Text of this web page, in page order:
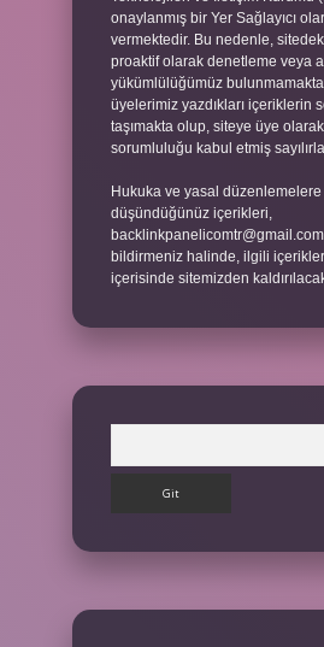
onaylanmış bir Yer Sağlayıcı
vermektedir. Bu nedenle,
proaktif olarak denetleme veya
yükümlülüğümüz
üyelerimiz yazdıkları içeriklerin
taşımakta olup, siteye üye
sorumluluğu kabul etmiş
Hukuka ve yasal düzenlemelere
düşündüğünüz içerikleri,
backlinkpanelicomtr@gmail.com
bildirmeniz halinde, ilgili
içerisinde sitemizden